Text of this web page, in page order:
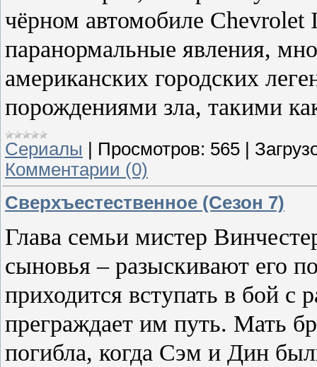
чёрном автомобиле Chevrolet
паранормальные явления,
американских городских
порождениями зла, такими
Сериалы | Просмотров: 565 |
Комментарии (0)
Сверхъестественное (Сезон 7)
Глава семьи мистер
сыновья – разыскивают его
приходится вступать в бой с
преграждает им путь. Мать
погибла, когда Сэм и Дин